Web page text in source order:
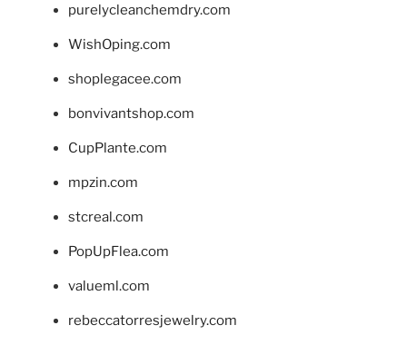
purelycleanchemdry.com
WishOping.com
shoplegacee.com
bonvivantshop.com
CupPlante.com
mpzin.com
stcreal.com
PopUpFlea.com
valueml.com
rebeccatorresjewelry.com